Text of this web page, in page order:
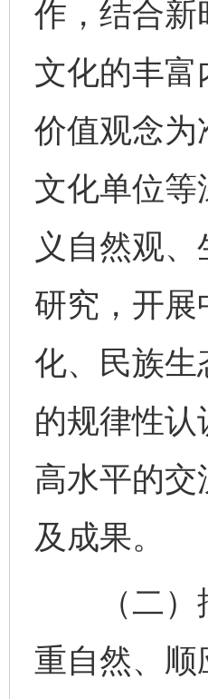
作，结合新
文化的丰
价值观念为
文化单位
义自然观
研究，开展
化、民族生
的规律性
高水平的
及成果。
（二）挖
重自然、